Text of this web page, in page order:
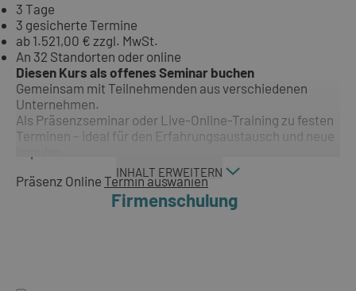
3 Tage
3 gesicherte Termine
ab 1.521,00 € zzgl. MwSt.
An 32 Standorten oder online
Diesen Kurs als offenes Seminar buchen
Gemeinsam mit Teilnehmenden aus verschiedenen
Unternehmen.
Als Präsenzseminar oder Live-Online-Training zu festen
Terminen – ideal für den Erfahrungsaustausch und neue
INHALT ERWEITERN
Präsenz Online Termin auswählen
Firmenschulung